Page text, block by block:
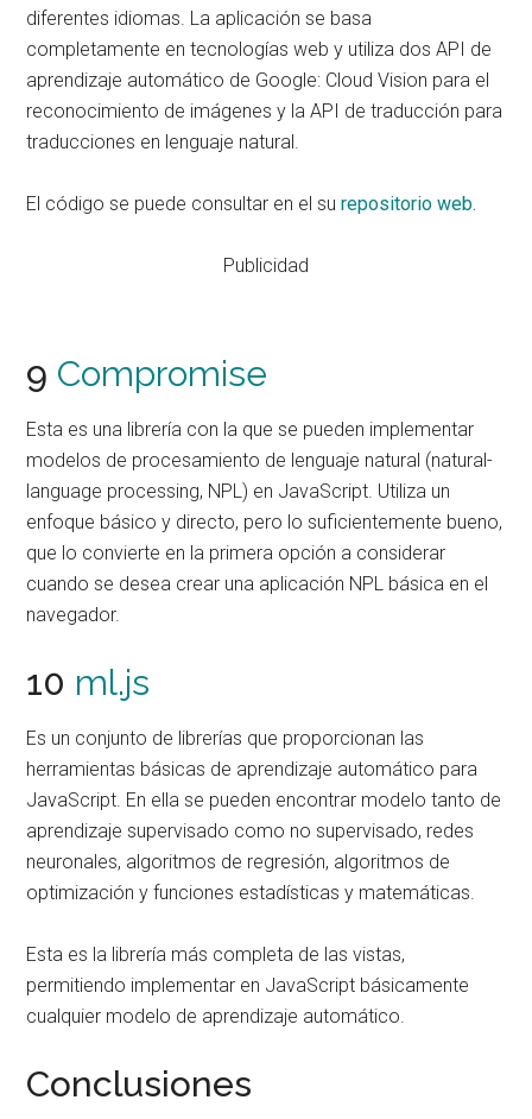
diferentes idiomas. La aplicación se basa
completamente en tecnologías web y utiliza dos API de
aprendizaje automático de Google: Cloud Vision para el
reconocimiento de imágenes y la API de traducción para
traducciones en lenguaje natural.
El código se puede consultar en el surepositorio web.
Publicidad
9 Compromise
Esta es una librería con la que se pueden implementar
modelos de procesamiento de lenguaje natural (natural-
language processing, NPL) en JavaScript. Utiliza un
enfoque básico y directo, pero lo suficientemente bueno,
que lo convierte en la primera opción a considerar
cuando se desea crear una aplicación NPL básica en el
navegador.
10 ml.js
Es un conjunto de librerías que proporcionan las
herramientas básicas de aprendizaje automático para
JavaScript. En ella se pueden encontrar modelo tanto de
aprendizaje supervisado como no supervisado, redes
neuronales, algoritmos de regresión, algoritmos de
optimización y funciones estadísticas y matemáticas.
Esta es la librería más completa de las vistas,
permitiendo implementar en JavaScript básicamente
cualquier modelo de aprendizaje automático.
Conclusiones